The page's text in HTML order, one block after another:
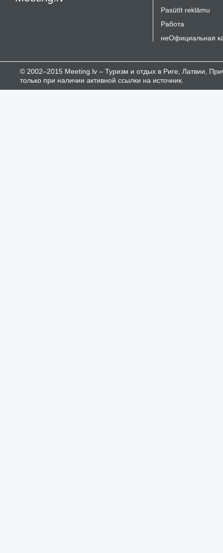
Pasūtīt reklāmu
Работа
неОфициальная
© 2002–2015 Meeting.lv – Туризм и отдых в Риге, Латвии,
только при наличии активной ссылки на источник.